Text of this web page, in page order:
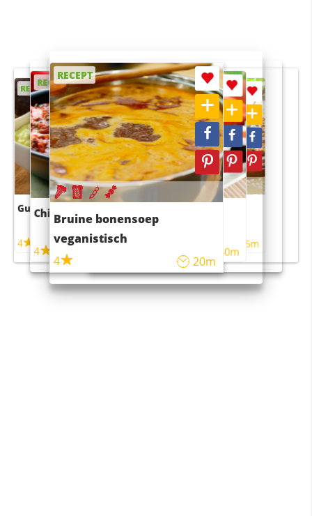
RECEPT
Guacamole
4
RECEPT
Chili con carne
4
RECEPT
Bruine bonensoep
veganistisch
4
20m
RECEPT
Sushi rijstsalade
maaltijdsalade
40m
RECEPT
4 55m